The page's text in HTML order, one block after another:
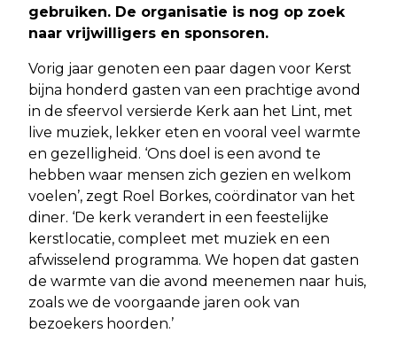
gebruiken. De organisatie is nog op zoek
naar vrijwilligers en sponsoren.
Vorig jaar genoten een paar dagen voor Kerst
bijna honderd gasten van een prachtige avond
in de sfeervol versierde Kerk aan het Lint, met
live muziek, lekker eten en vooral veel warmte
en gezelligheid. ‘Ons doel is een avond te
hebben waar mensen zich gezien en welkom
voelen’, zegt Roel Borkes, coördinator van het
diner. ‘De kerk verandert in een feestelijke
kerstlocatie, compleet met muziek en een
afwisselend programma. We hopen dat gasten
de warmte van die avond meenemen naar huis,
zoals we de voorgaande jaren ook van
bezoekers hoorden.’